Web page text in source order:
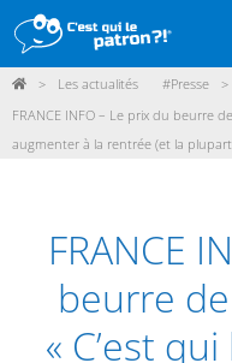
> Les actualités #Presse
>
FRANCE INFO – Le prix du beurre
augmenter à la rentrée (et la
FRANCE
beurre
« C’est